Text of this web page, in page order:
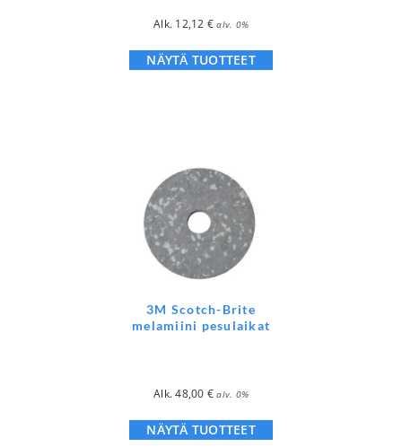
Alk. 12,12 € alv. 0%
NÄYTÄ TUOTTEET
3M Scotch-Brite
melamiini pesulaikat
Alk.48,00 € alv. 0%
NÄYTÄ TUOTTEET